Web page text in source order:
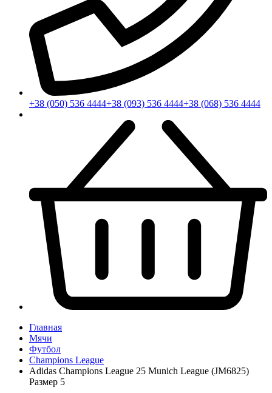
+38 (050) 536 4444+38 (093) 536 4444+38 (068) 536 4444
Главная
Мячи
Футбол
Champions League
Adidas Champions League 25 Munich League (JM6825)
Размер 5